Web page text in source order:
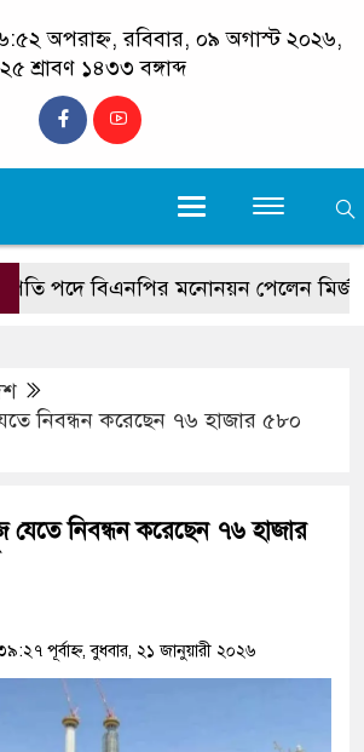
অপরাহ্ন, রবিবার, ০৯ অগাস্ট ২০২৬,
২৫ শ্রাবণ ১৪৩৩ বঙ্গাব্দ
পদে বিএনপির মনোনয়ন পেলেন মির্জা
নিবন্ধন করেছেন ৭৬ হাজার ৫৮০
নিবন্ধন করেছেন ৭৬ হাজার
পূর্বাহ্ন, বুধবার, ২১ জানুয়ারী ২০২৬